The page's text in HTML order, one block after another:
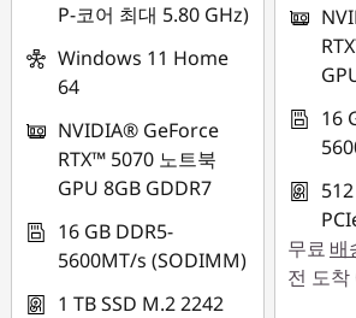
P-코어 최대 5.80 GHz)
Windows 11 Home
64
NVIDIA® GeForce
RTX™ 5070 노트북
GPU 8GB GDDR7
16 GB DDR5-
5600MT/s (SODIMM)
1 TB SSD M.2 2242
16
무료 배
전 도착